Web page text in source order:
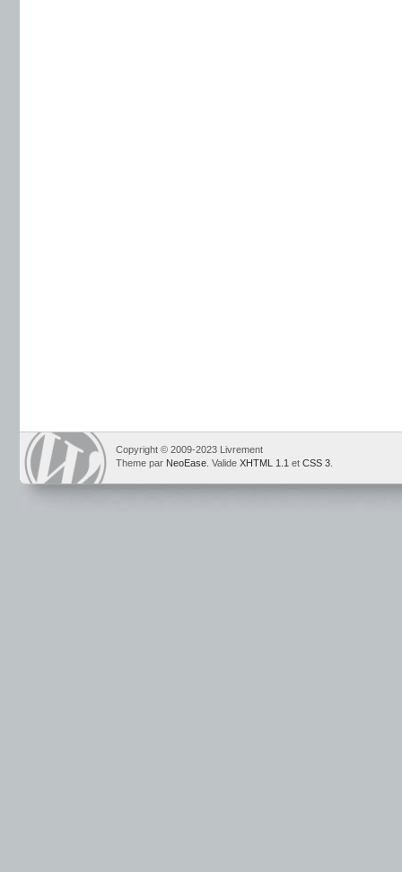
Copyright © 2009-2023 Livrement
Theme par NeoEase . Valide XHTML 1.1 et CSS 3